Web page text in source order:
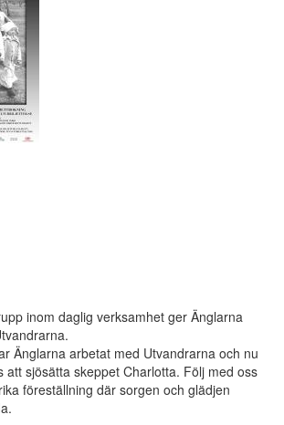
inom daglig verksamhet ger Änglarna
Änglarna arbetat med Utvandrarna och nu
att sjösätta skeppet Charlotta. Följ med oss
föreställning där sorgen och glädjen